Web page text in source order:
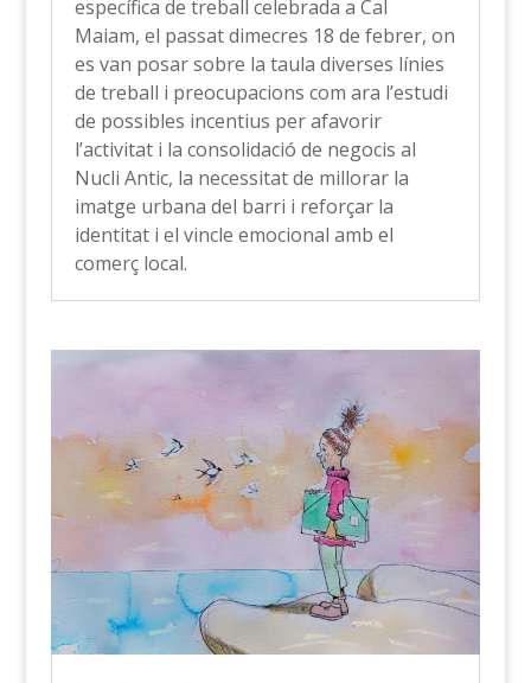
específica de treball celebrada a Cal
Maiam, el passat dimecres 18 de febrer, on
es van posar sobre la taula diverses línies
de treball i preocupacions com ara l’estudi
de possibles incentius per afavorir
l’activitat i la consolidació de negocis al
Nucli Antic, la necessitat de millorar la
imatge urbana del barri i reforçar la
identitat i el vincle emocional amb el
comerç local.